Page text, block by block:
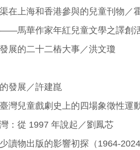
在上海和香港參與的兒童刊物／
馬華作家年紅兒童文學之譯創
展的二十二樁大事／洪文瓊
發展／許建崑
灣兒童戲劇史上的四場象徵性運
：從 1997 年說起／劉鳳芯
讀物出版的影響初探（1964-